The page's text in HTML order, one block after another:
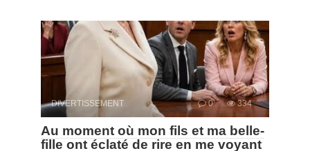
DIVERTISSEMENT 0 334
Au moment où mon fils et ma belle-
fille ont éclaté de rire en me voyant